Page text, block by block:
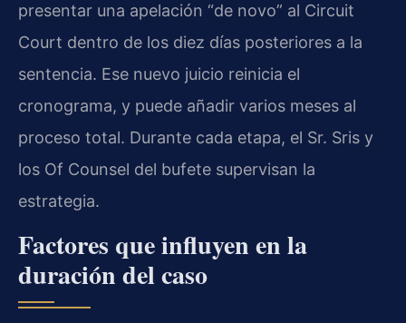
presentar una apelación “de novo” al Circuit
Court dentro de los diez días posteriores a la
sentencia. Ese nuevo juicio reinicia el
cronograma, y puede añadir varios meses al
proceso total. Durante cada etapa, el Sr. Sris y
los Of Counsel del bufete supervisan la
estrategia.
Factores que influyen en la
duración del caso